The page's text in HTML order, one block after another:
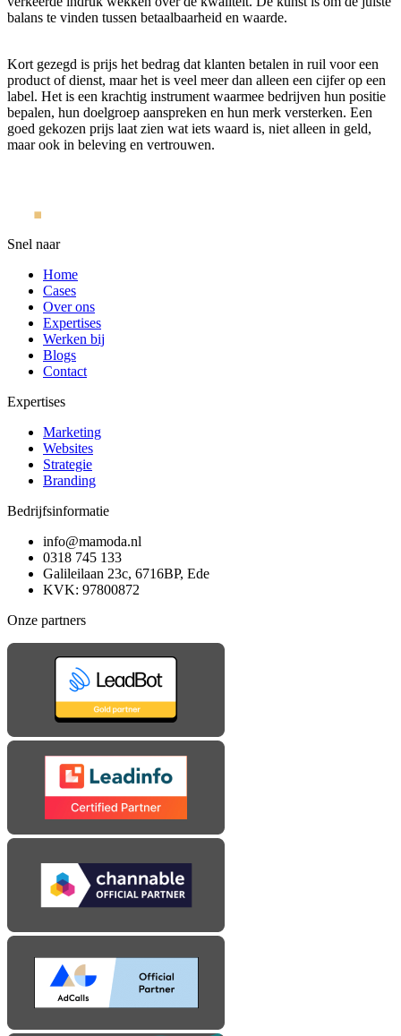
balans te vinden tussen betaalbaarheid en waarde.
Kort gezegd is prijs het bedrag dat klanten betalen in ruil voor een
product of dienst, maar het is veel meer dan alleen een cijfer op een
label. Het is een krachtig instrument waarmee bedrijven hun positie
bepalen, hun doelgroep aanspreken en hun merk versterken. Een
goed gekozen prijs laat zien wat iets waard is, niet alleen in geld,
maar ook in beleving en vertrouwen.
Snel naar
Home
Cases
Over ons
Expertises
Werken bij
Blogs
Contact
Expertises
Marketing
Websites
Strategie
Branding
Bedrijfsinformatie
info@mamoda.nl
0318 745 133
Galileilaan 23c, 6716BP, Ede
KVK: 97800872
Onze partners